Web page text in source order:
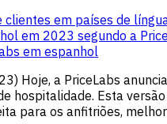
clientes em países de
em 2023 segundo a
em espanhol
Hoje, a PriceLabs
hospitalidade. Esta
para os anfitriões,